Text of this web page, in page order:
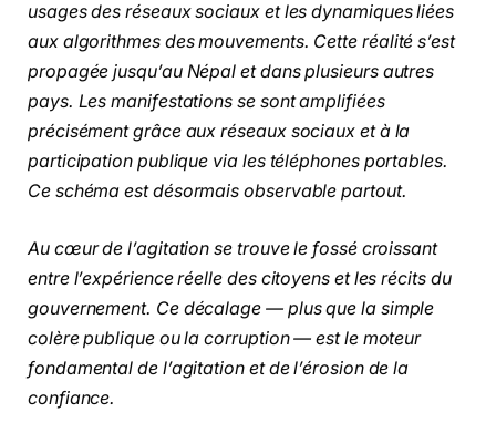
usages des réseaux sociaux et les dynamiques liées
aux algorithmes des mouvements. Cette réalité s’est
propagée jusqu’au Népal et dans plusieurs autres
pays. Les manifestations se sont amplifiées
précisément grâce aux réseaux sociaux et à la
participation publique via les téléphones portables.
Ce schéma est désormais observable partout.
Au cœur de l’agitation se trouve le fossé croissant
entre l’expérience réelle des citoyens et les récits du
gouvernement. Ce décalage — plus que la simple
colère publique ou la corruption — est le moteur
fondamental de l’agitation et de l’érosion de la
confiance.